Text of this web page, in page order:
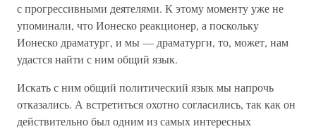
с прогрессивными деятелями. К этому моменту уже не
упоминали, что Ионеско реакционер, а поскольку
Ионеско драматург, и мы — драматурги, то, может, нам
удастся найти с ним общий язык.
Искать с ним общий политический язык мы напрочь
отказались. А встретиться охотно согласились, так как он
действительно был одним из самых интересных